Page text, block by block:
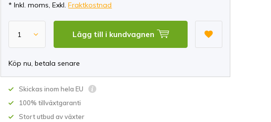
* Inkl. moms, Exkl.Fraktkostnad
Lägg till i kundvagnen
Köp nu, betala senare
Skickas inom hela EU
100% tillväxtgaranti
Stort utbud av växter